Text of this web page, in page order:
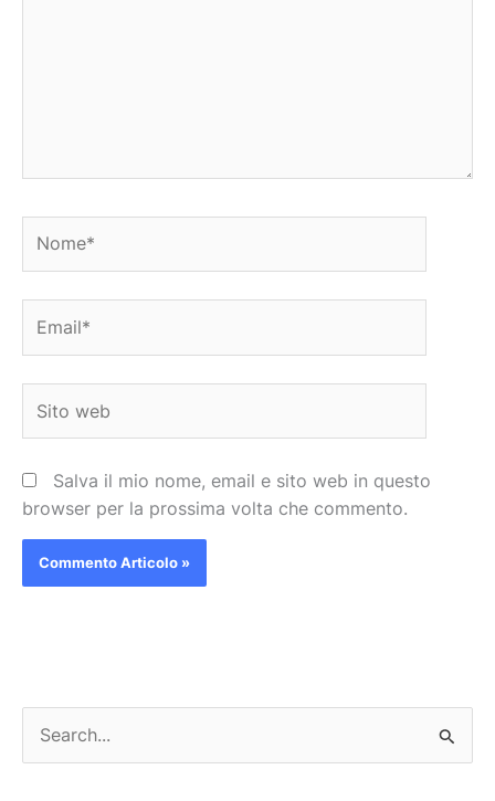
web
Salva il mio nome, email e sito web in questo
browser per la prossima volta che commento.